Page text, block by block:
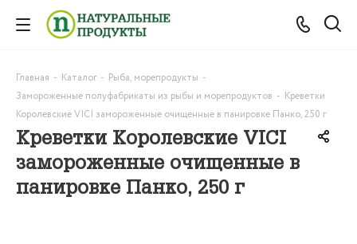
Креветки Королевские VICI
замороженные очищенные в
панировке Панко, 250 г
Главная - Каталог - Рыба, морепродукты -
Замороженные полуфабрикаты из рыбы и морепродуктов - Креветки
Королевские VICI замороженные очищенные в панировке Панко, 250 г